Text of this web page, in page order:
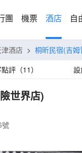
團 機票 酒店 自
津酒店 > 桐昕民宿(吉
評（11）
世界店)
號